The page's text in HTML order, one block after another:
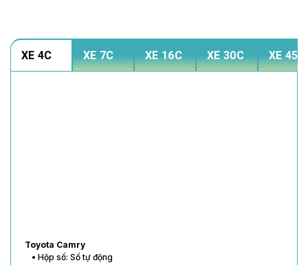
XE 4C XE 7C XE 16C XE 30C XE 45C
Toyota Vios
• Hộp số: Số tự động